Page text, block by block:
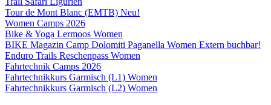
Tour de Mont Blanc (EMTB) Neu!
Women Camps 2026
Bike & Yoga Lermoos Women
BIKE Magazin Camp Dolomiti Paganella Women Extern buchbar!
Enduro Trails Reschenpass Women
Fahrtechnik Camps 2026
Fahrtechnikkurs Garmisch (L1) Women
Fahrtechnikkurs Garmisch (L2) Women